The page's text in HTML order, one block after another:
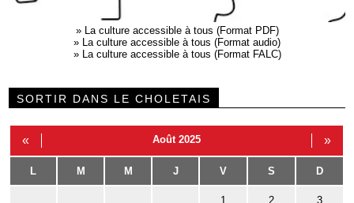
» La culture accessible à tous (Format PDF)
» La culture accessible à tous (Format audio)
» La culture accessible à tous (Format FALC)
SORTIR DANS LE CHOLETAIS
« Août 2025 »
L M M J V S D
1 2 3